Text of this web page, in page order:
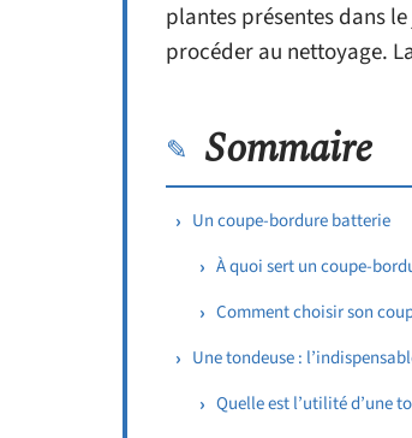
plantes présentes dans
procéder au nettoyage.
Sommaire
Un coupe-bordure batterie
À quoi sert un coupe-
Comment choisir son
Une tondeuse :
Quelle est l’utilité d’une